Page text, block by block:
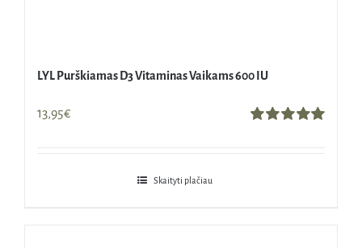
LYL Purškiamas D3 Vitaminas Vaikams 600 IU
13,95€
Skaityti plačiau